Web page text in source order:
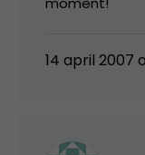
14 april 2007